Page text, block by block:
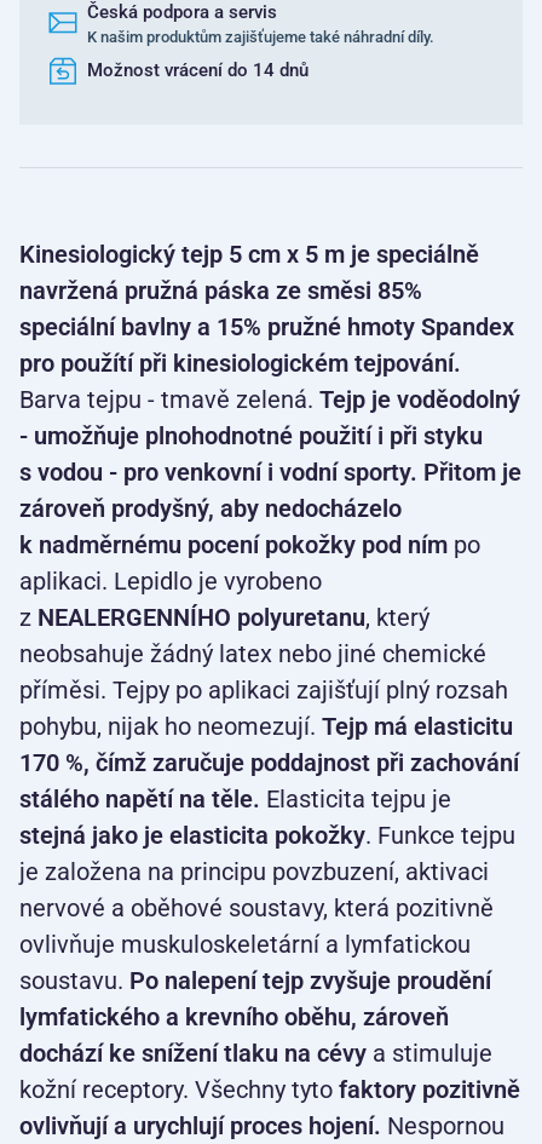
Česká podpora a servis
K našim produktům zajišťujeme také náhradní díly.
Možnost vrácení do 14 dnů
Kinesiologický tejp 5 cm x 5 m je speciálně
navržená pružná páska ze směsi 85%
speciální bavlny a 15% pružné hmoty Spandex
pro použítí při kinesiologickém tejpování.
Barva tejpu - tmavě zelená. Tejp je voděodolný
- umožňuje plnohodnotné použití i při styku
s vodou - pro venkovní i vodní sporty. Přitom je
zároveň prodyšný, aby nedocházelo
k nadměrnému pocení pokožky pod ním po
aplikaci. Lepidlo je vyrobeno
z NEALERGENNÍHO polyuretanu, který
neobsahuje žádný latex nebo jiné chemické
příměsi. Tejpy po aplikaci zajišťují plný rozsah
pohybu, nijak ho neomezují. Tejp má elasticitu
170 %, čímž zaručuje poddajnost při zachování
stálého napětí na těle. Elasticita tejpu je
stejná jako je elasticita pokožky. Funkce tejpu
je založena na principu povzbuzení, aktivaci
nervové a oběhové soustavy, která pozitivně
ovlivňuje muskuloskeletární a lymfatickou
soustavu. Po nalepení tejp zvyšuje proudění
lymfatického a krevního oběhu, zároveň
dochází ke snížení tlaku na cévy a stimuluje
kožní receptory. Všechny tyto faktory pozitivně
ovlivňují a urychlují proces hojení. Nespornou